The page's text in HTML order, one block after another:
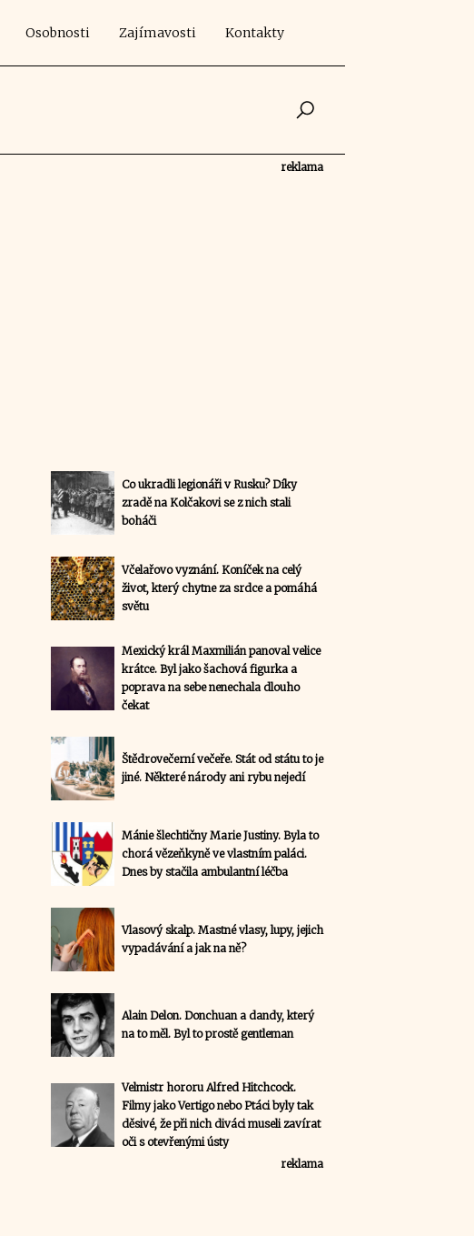
Osobnosti Zajímavosti Kontakty
reklama
Co ukradli legionáři v Rusku? Díky
zradě na Kolčakovi se z nich stali
boháči
Včelařovo vyznání. Koníček na celý
život, který chytne za srdce a pomáhá
světu
Mexický král Maxmilián panoval velice
krátce. Byl jako šachová figurka a
poprava na sebe nenechala dlouho
čekat
Štědrovečerní večeře. Stát od státu to je
jiné. Některé národy ani rybu nejedí
Mánie šlechtičny Marie Justiny. Byla to
chorá vězeňkyně ve vlastním paláci.
Dnes by stačila ambulantní léčba
Vlasový skalp. Mastné vlasy, lupy, jejich
vypadávání a jak na ně?
Alain Delon. Donchuan a dandy, který
na to měl. Byl to prostě gentleman
Velmistr hororu Alfred Hitchcock.
Filmy jako Vertigo nebo Ptáci byly tak
děsivé, že při nich diváci museli zavírat
oči s otevřenými ústy
reklama